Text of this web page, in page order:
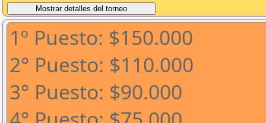
1º Puesto: $150.000
2° Puesto: $110.000
3° Puesto: $90.000